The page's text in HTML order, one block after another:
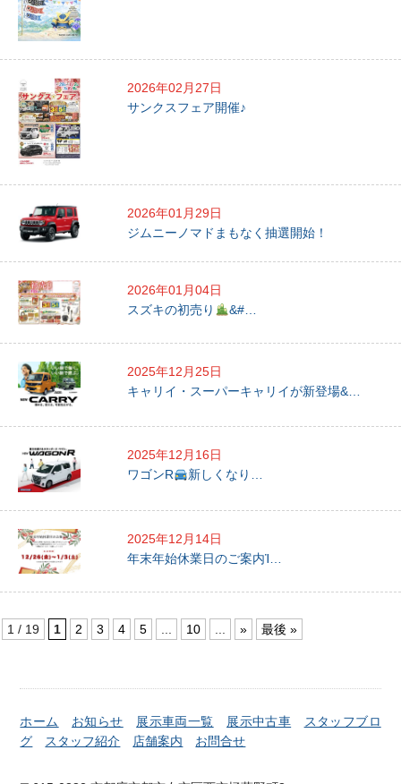
2026年02月27日
サンクスフェア開催♪
2026年01月29日
ジムニーノマドまもなく抽選開始！
2026年01月04日
スズキの初売り
&#…
2025年12月25日
キャリイ・スーパーキャリイが新登場&…
2025年12月16日
ワゴンR
新しくなり…
2025年12月14日
年末年始休業日のご案内Ἰ…
1 / 19 1 2 3 4 5 10 » 最後 »
ホーム お知らせ 展示車両一覧 展示中古車
スタッフブロ
グ
スタッフ紹介 店舗案内 お問合せ